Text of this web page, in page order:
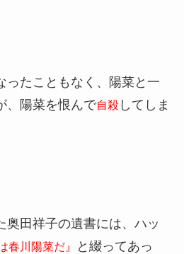
ったこともなく、陽菜と一
、陽菜を恨んで自殺してしま
奥田祥子の遺書には、ハッ
春川陽菜だ』
と綴ってあっ